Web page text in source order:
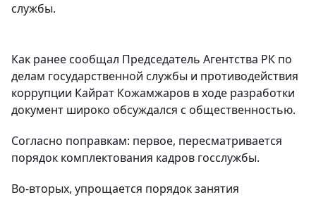
службы.
Как ранее сообщал Председатель Агентства РК по
делам государственной службы и противодействия
коррупции Кайрат Кожамжаров в ходе разработки
документ широко обсуждался с общественностью.
Согласно поправкам: первое, пересматривается
порядок комплектования кадров госслужбы.
Во-вторых, упрощается порядок занятия